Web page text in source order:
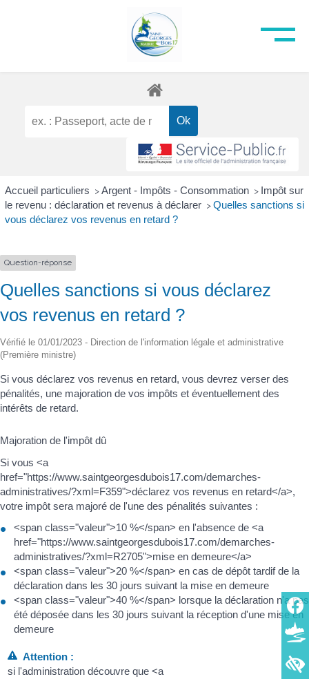
Accueil particuliers > Argent - Impôts - Consommation > Impôt sur
le revenu : déclaration et revenus à déclarer > Quelles sanctions si
vous déclarez vos revenus en retard ?
Question-réponse
Quelles sanctions si vous déclarez
vos revenus en retard ?
Vérifié le 01/01/2023 - Direction de l'information légale et administrative
(Première ministre)
Si vous déclarez vos revenus en retard, vous devrez verser des
pénalités, une majoration de vos impôts et éventuellement des
intérêts de retard.
Majoration de l'impôt dû
Si vous <a
href="https://www.saintgeorgesdubois17.com/demarches-
administratives/?xml=F359">déclarez vos revenus en retard</a>,
votre impôt sera majoré de l'une des pénalités suivantes :
<span class="valeur">10 %</span> en l'absence de <a
href="https://www.saintgeorgesdubois17.com/demarches-
administratives/?xml=R2705">mise en demeure</a>
<span class="valeur">20 %</span> en cas de dépôt tardif de la
déclaration dans les 30 jours suivant la mise en demeure
<span class="valeur">40 %</span> lorsque la déclaration n'a pas
été déposée dans les 30 jours suivant la réception d'une mise en
demeure
Attention :
si l'administration découvre que <a